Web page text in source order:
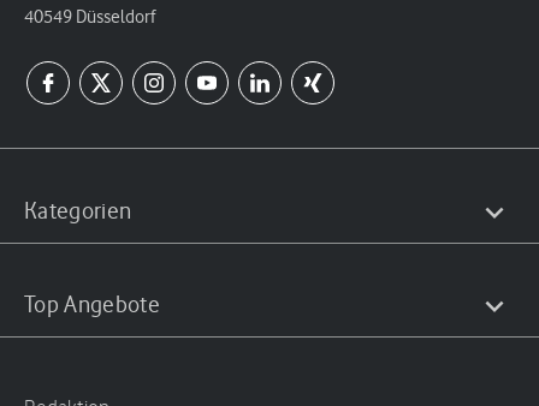
40549 Düsseldorf
Kategorien
Top Angebote